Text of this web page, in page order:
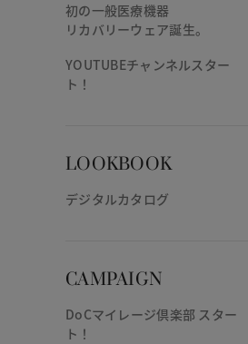
初の一般医療機器
リカバリーウェア誕生。
YOUTUBEチャンネルスター
ト！
LOOKBOOK
デジタルカタログ
CAMPAIGN
DoCマイレージ倶楽部 スター
ト！